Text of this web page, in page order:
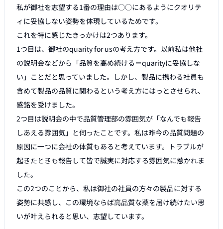
私が御社を志望する1番の理由は○○にあるようにクオリテ
ィに妥協しない姿勢を体現しているためです。
これを特に感じたきっかけは2つあります。
1つ目は、御社のquarity for usの考え方です。以前私は他社
の説明会などから「品質を高め続ける＝quarityに妥協しな
い」ことだと思っていました。しかし、製品に携わる社員も
含めて製品の品質に関わるという考え方にはっとさせられ、
感銘を受けました。
2つ目は説明会の中で品質管理部の雰囲気が「なんでも報告
しあえる雰囲気」と伺ったことです。私は昨今の品質問題の
原因に一つに会社の体質もあると考えています。トラブルが
起きたときも報告して皆で誠実に対応する雰囲気に惹かれま
した。
この2つのことから、私は御社の社員の方々の製品に対する
姿勢に共感し、この環境ならば高品質な薬を届け続けたい思
いが叶えられると思い、志望しています。